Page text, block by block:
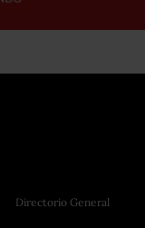
Directorio General